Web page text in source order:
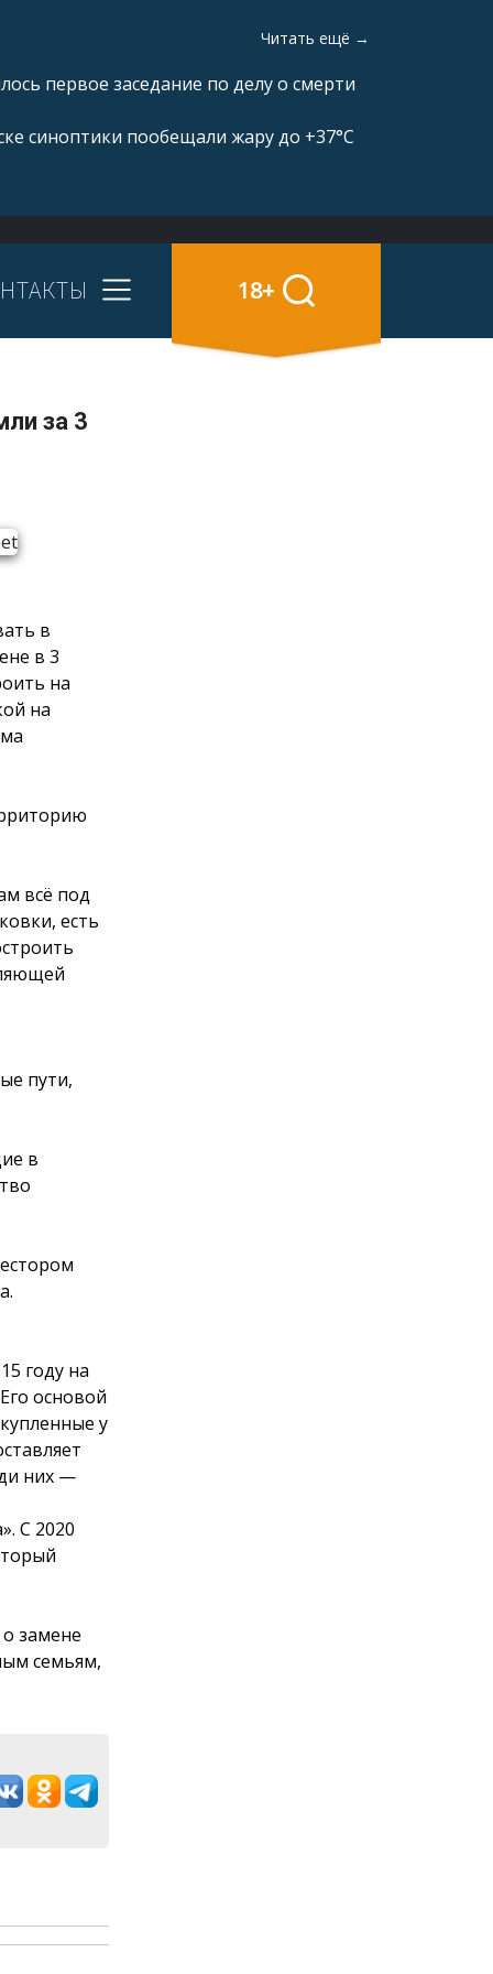
Читать ещё →
первое заседание по делу о смерти
синоптики пообещали жару до +37°C
18+
за 3
в
в 3
на
на
всё под
есть
пути,
в
году на
основой
у
них —
С 2020
о замене
семьям,